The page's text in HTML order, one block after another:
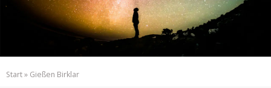
Start» Gießen Birklar